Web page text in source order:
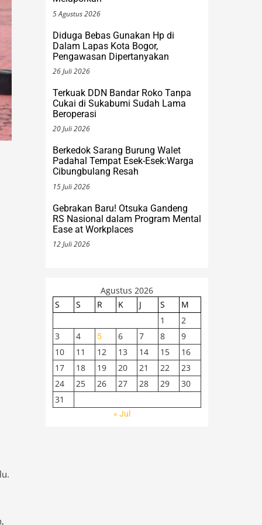
Diduga Bebas Gunakan Hp di
Pengawasan Dipertanyakan
26 Juli 2026
Terkuak DDN Bandar Roko Tanpa
Beroperasi
20 Juli 2026
Berkedok Sarang Burung Walet
Cibungbulang Resah
15 Juli 2026
Gebrakan Baru! Otsuka Gandeng
Ease at Workplaces
12 Juli 2026
1
2
3
4 5 6 7 8
9
10
11 12 13 14 15
16
17
18 19 20 21 22
23
24
25 26 27 28 29
30
31
« Jul